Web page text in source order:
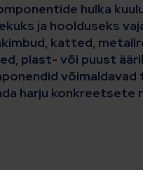
hulka
ja hoolduseks
katted,
plast- või puust
võimaldavad
harju konkreetsete